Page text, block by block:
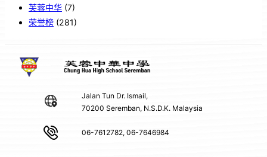
芙蓉中华 (7)
荣誉榜 (281)
Jalan Tun Dr. Ismail,
70200 Seremban, N.S.D.K. Malaysia
06-7612782, 06-7646984